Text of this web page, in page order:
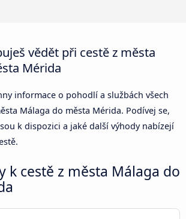
vědět při cestě z města
Mérida
informace o pohodlí a službách všech
Málaga do města Mérida. Podívej se,
k dispozici a jaké další výhody nabízejí
k cestě z města Málaga do